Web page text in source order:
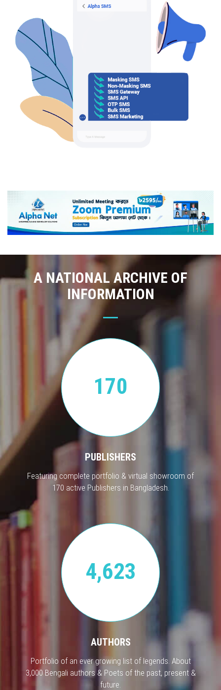
A NATIONAL ARCHIVE OF
INFORMATION
170
PUBLISHERS
Featuring complete portfolio & virtual showroom of
170 active Publishers in Bangladesh.
4,623
AUTHORS
Portfolio of an ever growing list of legends. About
3,000 Bengali authors & Poets of the past, present &
future.